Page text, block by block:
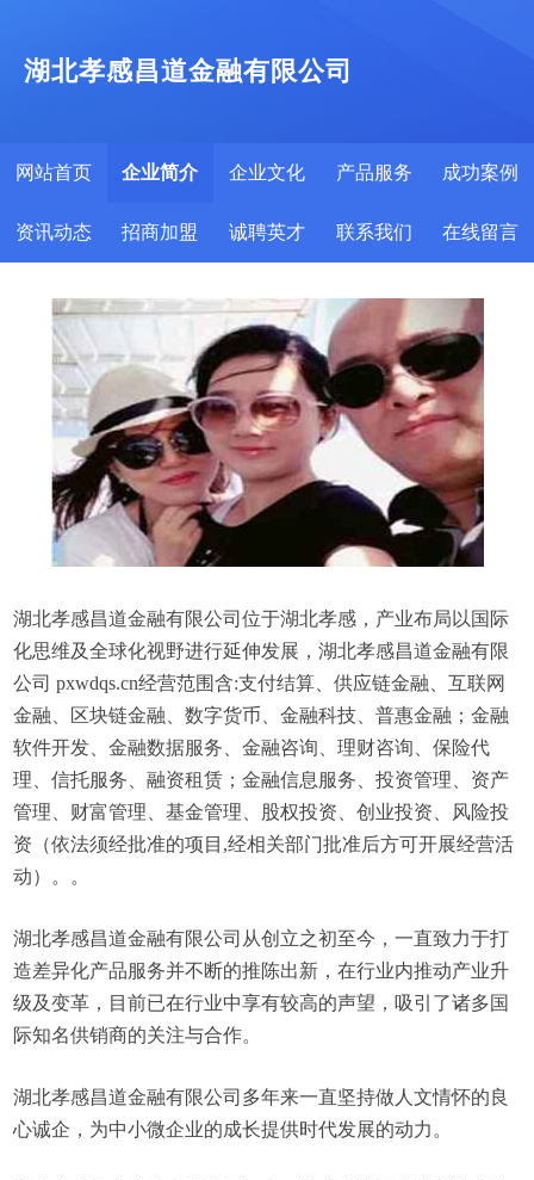
湖北孝感昌道金融有限公司
网站首页 企业简介 企业文化 产品服务 成功案例
资讯动态 招商加盟 诚聘英才 联系我们 在线留言
湖北孝感昌道金融有限公司位于湖北孝感，产业布局以国际
化思维及全球化视野进行延伸发展，湖北孝感昌道金融有限
公司 pxwdqs.cn经营范围含:支付结算、供应链金融、互联网
金融、区块链金融、数字货币、金融科技、普惠金融；金融
软件开发、金融数据服务、金融咨询、理财咨询、保险代
理、信托服务、融资租赁；金融信息服务、投资管理、资产
管理、财富管理、基金管理、股权投资、创业投资、风险投
资（依法须经批准的项目,经相关部门批准后方可开展经营活
动）。。
湖北孝感昌道金融有限公司从创立之初至今，一直致力于打
造差异化产品服务并不断的推陈出新，在行业内推动产业升
级及变革，目前已在行业中享有较高的声望，吸引了诸多国
际知名供销商的关注与合作。
湖北孝感昌道金融有限公司多年来一直坚持做人文情怀的良
心诚企，为中小微企业的成长提供时代发展的动力。